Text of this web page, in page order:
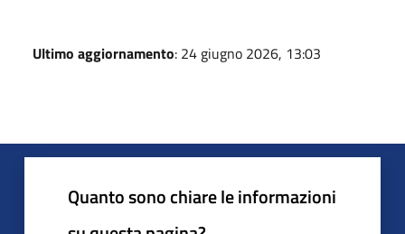
Ultimo aggiornamento: 24 giugno 2026, 13:03
Quanto sono chiare le informazioni